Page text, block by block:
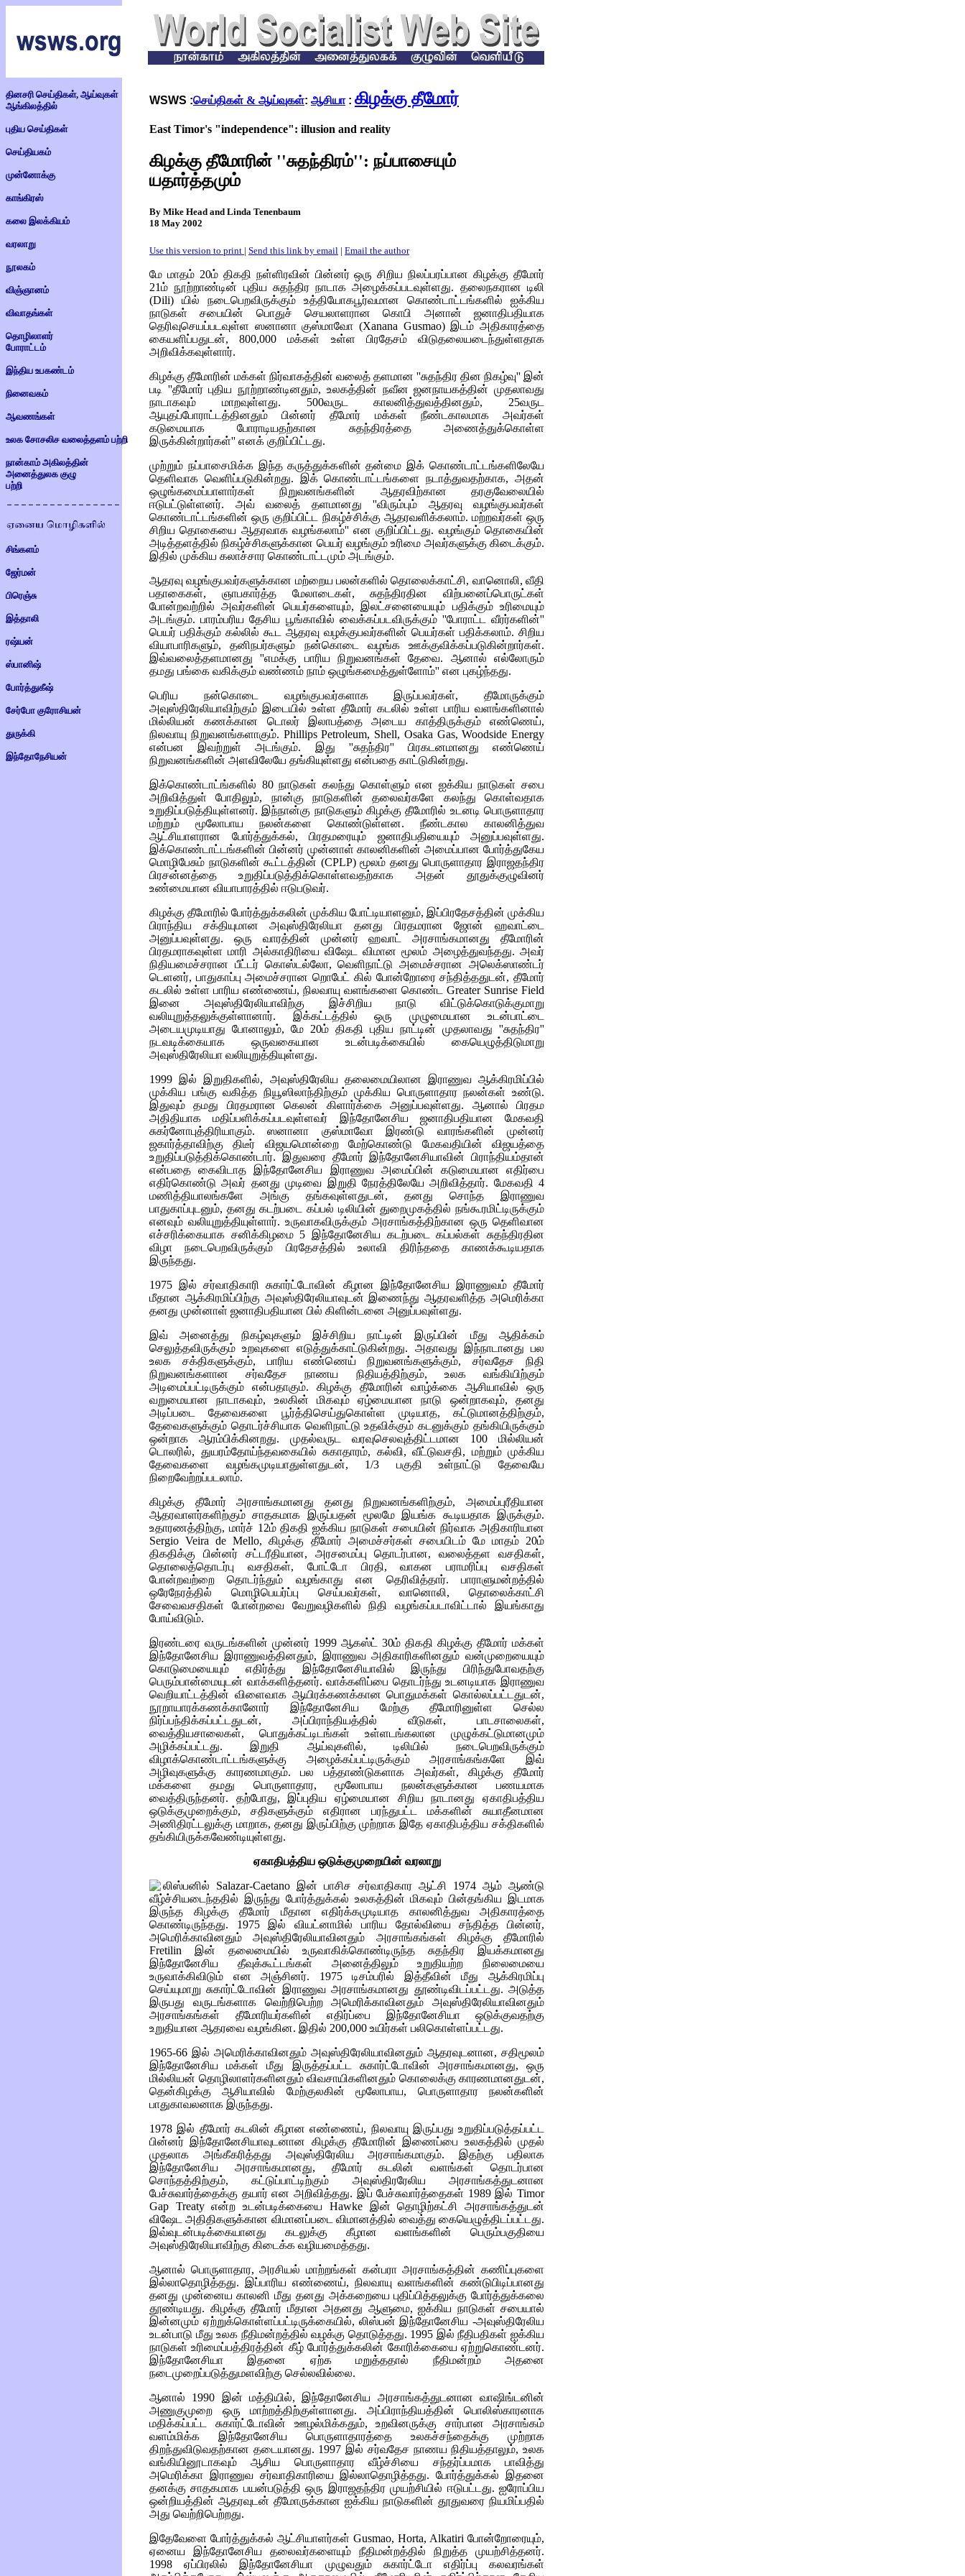
தினசரி செய்திகள், ஆய்வுகள்
ஆங்கிலத்தில்
புதிய செய்திகள்
செய்தியகம்
முன்னோக்கு
காங்கிரஸ்
கலை இலக்கியம்
வரலாறு
நூலகம்
விஞ்ஞானம்
விவாதங்கள்
தொழிலாளர்
போராட்டம்
இந்திய உபகண்டம்
நினைவகம்
ஆவணங்கள்
உலக சோசலிச வலைத்தளம் பற்றி
நான்காம் அகிலத்தின்
அனைத்துலக குழு
பற்றி
சிங்களம்
ஜேர்மன்
பிரெஞ்சு
இத்தாலி
ரஷ்யன்
ஸ்பானிஷ்
போர்த்துகீஷ்
சேர்போ குரோசியன்
துருக்கி
இந்தோநேசியன்
WSWS :செய்திகள் & ஆய்வுகள்: ஆசியா : கிழக்கு தீமோர்
East Timor's "independence": illusion and reality
கிழக்கு தீமோரின் ''சுதந்திரம்'': நப்பாசையும்
யதார்த்தமும்
By Mike Head and Linda Tenenbaum
18 May 2002
Use this version to print | Send this link by email | Email the author
மே மாதம் 20ம் திகதி நள்ளிரவின் பின்னர் ஒரு சிறிய நிலப்பரப்பான கிழக்கு தீமோர்
21ம் நூற்றாண்டின் புதிய சுதந்திர நாடாக அழைக்கப்படவுள்ளது. தலைநகரான டிலி
(Dili) யில் நடைபெறவிருக்கும் உத்தியோகபூர்வமான கொண்டாட்டங்களில் ஐக்கிய
நாடுகள் சபையின் பொதுச் செயலாளரான கொபி அனான் ஜனாதிபதியாக
தெரிவுசெயப்படவுள்ள ஸனானா குஸ்மாவோ (Xanana Gusmao)இடம் அதிகாரத்தை
கையளிப்பதுடன், 800,000 மக்கள் உள்ள பிரதேசம் விடுதலையடைந்துள்ளதாக
அறிவிக்கவுள்ளார்.
கிழக்கு தீமோரின் மக்கள் நிர்வாகத்தின் வலைத் தளமான ''சுதந்திர தின நிகழ்வு'' இன்
படி ''தீமோர் புதிய நூற்றாண்டினதும், உலகத்தின் நவீன ஜனநாயகத்தின் முதலாவது
நாடாகவும் மாறவுள்ளது. 500வருட காலனித்துவத்தினதும், 25வருட
ஆயுதப்போராட்டத்தினதும் பின்னர் தீமோர் மக்கள் நீண்டகாலமாக அவர்கள்
கடுமையாக போராடியதற்கான சுதந்திரத்தை அணைத்துக்கொள்ள
இருக்கின்றார்கள்'' எனக் குறிப்பிட்டது.
முற்றும் நப்பாசைமிக்க இந்த கருத்துக்களின் தன்மை இக் கொண்டாட்டங்களிலேயே
தெளிவாக வெளிப்படுகின்றது. இக் கொண்டாட்டங்களை நடாத்துவதற்காக, அதன்
ஒழுங்கமைப்பாளார்கள் நிறுவனங்களின் ஆதரவிற்கான தரகுவேலையில்
ஈடுபட்டுள்ளனர். அவ் வலைத் தளமானது ''விரும்பும் ஆதரவு வழங்குபவர்கள்
கொண்டாட்டங்களின் ஒரு குறிப்பிட்ட நிகழ்ச்சிக்கு ஆதரவளிக்கலாம். மற்றவர்கள் ஒரு
சிறிய தொகையை ஆதரவாக வழங்கலாம்'' என குறிப்பிட்டது. வழங்கும் தொகையின்
அடித்தளத்தில் நிகழ்ச்சிகளுக்கான பெயர் வழங்கும் உரிமை அவர்களுக்கு கிடைக்கும்.
இதில் முக்கிய கலாச்சார கொண்டாட்டமும் அடங்கும்.
ஆதரவு வழங்குபவர்களுக்கான மற்றைய பலன்களில் தொலைக்காட்சி, வானொலி, வீதி
பதாகைகள், ஞாபகார்த்த மேலாடைகள், சுதந்திரதின விற்பனைப்பொருட்கள்
போன்றவற்றில் அவர்களின் பெயர்களையும், இலட்சனையையும் பதிக்கும் உரிமையும்
அடங்கும். பாரம்பரிய தேசிய பூங்காவில் வைக்கப்படவிருக்கும் ''போராட்ட வீரர்களின்''
பெயர் பதிக்கும் கல்லில் கூட ஆதரவு வழக்குபவர்களின் பெயர்கள் பதிக்கலாம். சிறிய
வியாபாரிகளும், தனிநபர்களும் நன்கொடை வழங்க ஊக்குவிக்கப்படுகின்றார்கள்.
இவ்வலைத்தளமானது ''எமக்கு பாரிய நிறுவனங்கள் தேவை. ஆனால் எல்லோரும்
தமது பங்கை வகிக்கும் வண்ணம் நாம் ஒழுங்கமைத்துள்ளோம்'' என புகழ்ந்தது.
பெரிய நன்கொடை வழங்குபவர்களாக இருப்பவர்கள், தீமோருக்கும்
அவுஸ்திரேலியாவிற்கும் இடையில் உள்ள தீமோர் கடலில் உள்ள பாரிய வளங்களினால்
மில்லியன் கணக்கான டொலர் இலாபத்தை அடைய காத்திருக்கும் எண்ணெய்,
நிலவாயு நிறுவனங்களாகும். Phillips Petroleum, Shell, Osaka Gas, Woodside Energy
என்பன இவற்றுள் அடங்கும். இது ''சுதந்திர'' பிரகடனமானது எண்ணெய்
நிறுவனங்களின் அளவிலேயே தங்கியுள்ளது என்பதை காட்டுகின்றது.
இக்கொண்டாட்ங்களில் 80 நாடுகள் கலந்து கொள்ளும் என ஐக்கிய நாடுகள் சபை
அறிவித்துள் போதிலும், நான்கு நாடுகளின் தலைவர்களே கலந்து கொள்வதாக
உறுதிப்படுத்தியுள்ளனர். இந்நான்கு நாடுகளும் கிழக்கு தீமோரில் உடனடி பொருளாதார
மற்றும் மூலோபாய நலன்களை கொண்டுள்ளன. நீண்டகால காலனித்துவ
ஆட்சியாளரான போர்த்துக்கல், பிரதமரையும் ஜனாதிபதியையும் அனுப்பவுள்ளது.
இக்கொண்டாட்டங்களின் பின்னர் முன்னாள் காலனிகளின் அமைப்பான போர்த்துகேய
மொழிபேசும் நாடுகளின் கூட்டத்தின் (CPLP)மூலம் தனது பொருளாதார இராஜதந்திர
பிரசன்னத்தை உறுதிப்படுத்திக்கொள்ளவதற்காக அதன் தூதுக்குழுவினர்
உண்மையான வியாபாரத்தில் ஈடுபடுவர்.
கிழக்கு தீமோரில் போர்த்துக்கலின் முக்கிய போட்டியாளனும், இப்பிரதேசத்தின் முக்கிய
பிராந்திய சக்தியுமான அவுஸ்திரேலியா தனது பிரதமரான ஜோன் ஹவாட்டை
அனுப்பவுள்ளது. ஒரு வாரத்தின் முன்னர் ஹவாட் அரசாங்கமானது தீமோரின்
பிரதமராகவுள்ள மாரி அல்காதிரியை விஷேட விமான மூலம் அழைத்துவந்தது. அவர்
நிதியமைச்சரான பீட்டர் கொஸ்டல்லோ, வெளிநாட்டு அமைச்சரான அலெக்ஸாண்டர்
டெளனர், பாதுகாப்பு அமைச்சரான றொபேட் கில் போன்றோரை சந்தித்ததுடன், தீமோர்
கடலில் உள்ள பாரிய எண்ணைய், நிலவாயு வளங்களை கொண்ட Greater Sunrise Field
இனை அவுஸ்திரேலியாவிற்கு இச்சிறிய நாடு விட்டுக்கொடுக்குமாறு
வலியுறுத்தலுக்குள்ளானார். இக்கட்டத்தில் ஒரு முழுமையான உடன்பாட்டை
அடையமுடியாது போனாலும், மே 20ம் திகதி புதிய நாட்டின் முதலாவது ''சுதந்திர''
நடவடிக்கையாக ஒருவகையான உடன்படிக்கையில் கையெழுத்திடுமாறு
அவுஸ்திரேலியா வலியுறுத்தியுள்ளது.
1999 இல் இறுதிகளில், அவுஸ்திரேலிய தலைமையிலான இராணுவ ஆக்கிரமிப்பில்
முக்கிய பங்கு வகித்த நியூஸிலாந்திற்கும் முக்கிய பொருளாதார நலன்கள் உண்டு.
இதுவும் தமது பிரதமரான கெலன் கிளார்க்கை அனுப்பவுள்ளது. ஆனால் பிரதம
அதிதியாக மதிப்பளிக்கப்படவுள்ளவர் இந்தோனேசிய ஜனாதிபதியான மேகவதி
சுகர்னோபுத்திரியாகும். ஸனானா குஸ்மாவோ இரண்டு வாரங்களின் முன்னர்
ஜகார்த்தாவிற்கு திடீர் விஜயமொன்றை மேற்கொண்டு மேகவதியின் விஜயத்தை
உறுதிப்படுத்திக்கொண்டார். இதுவரை தீமோர் இந்தோனேசியாவின் பிராந்தியம்தான்
என்பதை கைவிடாத இந்தோனேசிய இராணுவ அமைப்பின் கடுமையான எதிர்பை
எதிர்கொண்டு அவர் தனது முடிவை இறுதி நேரத்திலேயே அறிவித்தார். மேகவதி 4
மணித்தியாலங்களே அங்கு தங்கவுள்ளதுடன், தனது சொந்த இராணுவ
பாதுகாப்புடனும், தனது கடற்படை கப்பல் டிலியின் துறைமுகத்தில் நங்கூரமிட்டிருக்கும்
எனவும் வலியுறுத்தியுள்ளார். உருவாகவிருக்கும் அரசாங்கத்திற்கான ஒரு தெளிவான
எச்சரிக்கையாக சனிக்கிழமை 5 இந்தோனேசிய கடற்படை கப்பல்கள் சுதந்திரதின
விழா நடைபெறவிருக்கும் பிரதேசத்தில் உலாவி திரிந்ததை காணக்கூடியதாக
இருந்தது.
1975 இல் சர்வாதிகாரி சுகார்ட்டோவின் கீழான இந்தோனேசிய இராணுவம் தீமோர்
மீதான ஆக்கிரமிப்பிற்கு அவுஸ்திரேலியாவுடன் இணைந்து ஆதரவளித்த அமெரிக்கா
தனது முன்னாள் ஜனாதிபதியான பில் கிளின்டனை அனுப்பவுள்ளது.
இவ் அனைத்து நிகழ்வுகளும் இச்சிறிய நாட்டின் இருப்பின் மீது ஆதிக்கம்
செலுத்தவிருக்கும் உறவுகளை எடுத்துக்காட்டுகின்றது. அதாவது இந்நாடானது பல
உலக சக்திகளுக்கும், பாரிய எண்ணெய் நிறுவனங்களுக்கும், சர்வதேச நிதி
நிறுவனங்களான சர்வதேச நாணய நிதியத்திற்கும், உலக வங்கியிற்கும்
அடிமைப்பட்டிருக்கும் என்பதாகும். கிழக்கு தீமோரின் வாழ்க்கை ஆசியாவில் ஒரு
வறுமையான நாடாகவும், உலகின் மிகவும் ஏழ்மையான நாடு ஒன்றாகவும், தனது
அடிப்படை தேவைகளை பூர்த்திசெய்துகொள்ள முடியாத, கட்டுமானத்திற்கும்,
தேவைகளுக்கும் தொடர்ச்சியாக வெளிநாட்டு உதவிக்கும் கடனுக்கும் தங்கியிருக்கும்
ஒன்றாக ஆரம்பிக்கினறது. முதல்வருட வரவுசெலவுத்திட்டமான 100 மில்லியன்
டொலரில், துயரம்தோய்ந்தவகையில் சுகாதாரம், கல்வி, வீட்டுவசதி, மற்றும் முக்கிய
தேவைகளை வழங்கமுடியாதுள்ளதுடன், 1/3 பகுதி உள்நாட்டு தேவையே
நிறைவேற்றப்படலாம்.
கிழக்கு தீமோர் அரசாங்கமானது தனது நிறுவனங்களிற்கும், அமைப்புரீதியான
ஆதரவாளர்களிற்கும் சாதகமாக இருப்பதன் மூலமே இயங்க கூடியதாக இருக்கும்.
உதாரணத்திற்கு, மார்ச் 12ம் திகதி ஐக்கிய நாடுகள் சபையின் நிர்வாக அதிகாரியான
Sergio Veira de Mello,கிழக்கு தீமோர் அமைச்சர்கள் சபையிடம் மே மாதம் 20ம்
திகதிக்கு பின்னர் சட்டரீதியான, அரசமைப்பு தொடர்பான, வலைத்தள வசதிகள்,
தொலைத்தொடர்பு வசதிகள், போட்டோ பிரதி, வாகன பராமரிப்பு வசதிகள்
போன்றவற்றை தொடர்ந்தும் வழங்காது என தெரிவித்தார். பாராளுமன்றத்தில்
ஒரேநேரத்தில் மொழிபெயர்ப்பு செய்பவர்கள், வானொலி, தொலைக்காட்சி
சேவைவசதிகள் போன்றவை வேறுவழிகளில் நிதி வழங்கப்படாவிட்டால் இயங்காது
போய்விடும்.
இரண்டரை வருடங்களின் முன்னர் 1999 ஆகஸ்ட் 30ம் திகதி கிழக்கு தீமோர் மக்கள்
இந்தோனேசிய இராணுவத்தினதும், இராணுவ அதிகாரிகளினதும் வன்முறையையும்
கொடுமையையும் எதிர்த்து இந்தோனேசியாவில் இருந்து பிரிந்துபோவதற்கு
பெரும்பான்மையுடன் வாக்களித்தனர். வாக்களிப்பை தொடர்ந்து உடனடியாக இராணுவ
வெறியாட்டத்தின் விளைவாக ஆயிரக்கணக்கான பொதுமக்கள் கொல்லப்பட்டதுடன்,
நூறாயாரக்கணக்கானோர் இந்தோனேசிய மேற்கு தீமோரினுள்ள செல்ல
நிர்ப்பந்திக்கப்பட்டதுடன், அப்பிராந்தியத்தில் வீடுகள், பாடசாலைகள்,
வைத்தியசாலைகள், பொதுக்கட்டிடங்கள் உள்ளடங்கலான முழுக்கட்டுமானமும்
அழிக்கப்பட்டது. இறுதி ஆய்வுகளில், டிலியில் நடைபெறவிருக்கும்
விழாக்கொண்டாட்டங்களுக்கு அழைக்கப்பட்டிருக்கும் அரசாங்கங்களே இவ்
அழிவுகளுக்கு காரணமாகும். பல பத்தாண்டுகளாக அவர்கள், கிழக்கு தீமோர்
மக்களை தமது பொருளாதார, மூலோபாய நலன்களுக்கான பணயமாக
வைத்திருந்தனர். தற்போது, இப்புதிய ஏழ்மையான சிறிய நாடானது ஏகாதிபத்திய
ஒடுக்குமுறைக்கும், சதிகளுக்கும் எதிரான பரந்துபட்ட மக்களின் சுயாதீனமான
அணிதிரட்டலுக்கு மாறாக, தனது இருப்பிற்கு முற்றாக இதே ஏகாதிபத்திய சக்திகளில்
தங்கியிருக்கவேண்டியுள்ளது.
ஏகாதிபத்திய ஒடுக்குமுறையின் வரலாறு
லிஸ்பனில்
Salazar-Caetanoஇன் பாசிச சர்வாதிகார ஆட்சி
1974 ஆம் ஆண்டு
வீழ்ச்சியடைந்ததில் இருந்து போர்த்துக்கல் உலகத்தின் மிகவும் பின்தங்கிய இடமாக
இருந்த கிழக்கு தீமோர் மீதான எதிர்க்கமுடியாத காலனித்துவ அதிகாரத்தை
கொண்டிருந்தது. 1975 இல் வியட்னாமில் பாரிய தோல்வியை சந்தித்த பின்னர்,
அமெரிக்காவினதும் அவுஸ்திரேலியாவினதும் அரசாங்கங்கள் கிழக்கு தீமோரில்
Fretilin இன் தலைமையில் உருவாகிக்கொண்டிருந்த சுதந்திர இயக்கமானது
இந்தோனேசிய தீவுக்கூட்டங்கள் அனைத்திலும் உறுதியற்ற நிலைமையை
உருவாக்கிவிடும் என அஞ்சினர். 1975 டிசம்பரில் இத்தீவின் மீது ஆக்கிரமிப்பு
செய்யுமாறு சுகார்ட்டோவின் இராணுவ அரசாங்கமானது தூண்டிவிடப்பட்டது. அடுத்த
இருபது வருடங்களாக வெற்றிபெற்ற அமெரிக்காவினதும் அவுஸ்திரேலியாவினதும்
அரசாங்கங்கள் தீமோரியர்களின் எதிர்ப்பை இந்தோனேசியா ஒடுக்குவதற்கு
உறுதியான ஆதரவை வழங்கின. இதில் 200,000 உயிர்கள் பலிகொள்ளப்பட்டது.
1965-66 இல் அமெரிக்காவினதும் அவுஸ்திரேலியாவினதும் ஆதரவுடனான, சதிமூலம்
இந்தோனேசிய மக்கள் மீது இருத்தப்பட்ட சுகார்ட்டோவின் அரசாங்கமானது, ஒரு
மில்லியன் தொழிலாளர்களினதும் விவசாயிகளினதும் கொலைக்கு காரணமானதுடன்,
தென்கிழக்கு ஆசியாவில் மேற்குலகின் மூலோபாய, பொருளாதார நலன்களின்
பாதுகாவலனாக இருந்தது.
1978 இல் தீமோர் கடலின் கீழான எண்ணைய், நிலவாயு இருப்பது உறுதிப்படுத்தப்பட்ட
பின்னர் இந்தோனேசியாவுடனான கிழக்கு தீமோரின் இணைப்பை உலகத்தில் முதல்
முதலாக அங்கீகரித்தது அவுஸ்திரேலிய அரசாங்கமாகும். இதற்கு பதிலாக
இந்தோனேசிய அரசாங்கமானது, தீமோர் கடலின் வளங்கள் தொடர்பான
சொந்தத்திற்கும், கட்டுப்பாட்டிற்கும் அவுஸ்திரரேலிய அரசாங்கத்துடனான
பேச்சுவார்த்தைக்கு தயார் என அறிவித்தது. இப் பேச்சுவார்த்தைகள் 1989 இல் Timor
Gap Treatyஎன்ற உடன்படிக்கையை Hawke இன் தொழிற்கட்சி அரசாங்கத்துடன்
விஷேட அதிதிகளுக்கான விமானப்படை விமானத்தில் வைத்து கையெழுத்திடப்பட்டது.
இவ்வுடன்படிக்கையானது கடலுக்கு கீழான வளங்களின் பெரும்பகுதியை
அவுஸ்திரேலியாவிற்கு கிடைக்க வழியமைத்தது.
ஆனால் பொருளாதார, அரசியல் மாற்றங்கள் கன்பரா அரசாங்கத்தின் கணிப்புகளை
இல்லாதொழித்தது. இப்பாரிய எண்ணைய், நிலவாயு வளங்களின் கண்டுபிடிப்பானது
தனது முன்னைய காலனி மீது தனது அக்கறையை புதிப்பித்தலுக்கு போர்த்துக்கலை
தூண்டியது. கிழக்கு தீமோர் மீதான அதனது ஆளுமை, ஐக்கிய நாடுகள் சபையால்
இன்னமும் ஏற்றுக்கொள்ளப்பட்டிருக்கையில், லிஸ்பன் இந்தோனேசிய -அவுஸ்திரேலிய
உடன்பாடு மீது உலக நீதிமன்றத்தில் வழக்கு தொடுத்தது. 1995 இல் நீதிபதிகள் ஐக்கிய
நாடுகள் உரிமைப்பத்திரத்தின் கீழ் போர்த்துக்கலின் கோரிக்கையை ஏற்றுகொண்டனர்.
இந்தோனேசியா இதனை ஏற்க மறுத்ததால் நீதிமன்றம் அதனை
நடைமுறைப்படுத்துமளவிற்கு செல்லவில்லை.
ஆனால் 1990 இன் மத்தியில், இந்தோனேசிய அரசாங்கத்துடனான வாஷிங்டனின்
அணுகுமுறை ஒரு மாற்றத்திற்குள்ளானது. அப்பிராந்தியத்தின் பொலிஸ்காரனாக
மதிக்கப்பட்ட சுகார்ட்டோவின் ஊழல்மிக்கதும், உறவினருக்கு சார்பான அரசாங்கம்
வளம்மிக்க இந்தோனேசிய பொருளாதாரத்தை உலகச்சந்தைக்கு முற்றாக
திறந்துவிடுவதற்கான தடையானது. 1997 இல் சர்வதேச நாணய நிதியத்தாலும், உலக
வங்கியினூடாகவும் ஆசிய பொருளாதார வீழ்ச்சியை சந்தர்ப்பமாக பாவித்து
அமெரிக்கா இராணுவ சர்வாதிகாரியை இல்லாதொழித்தது. போர்த்துக்கல் இதனை
தனக்கு சாதகமாக பயன்படுத்தி ஒரு இராஜதந்திர முயற்சியில் ஈடுபட்டது. ஐரோப்பிய
ஒன்றியத்தின் ஆதரவுடன் தீமோருக்கான ஐக்கிய நாடுகளின் தூதுவரை நியமிப்பதில்
அது வெற்றிபெற்றது.
இதேவேளை போர்த்துக்கல் ஆட்சியாளர்கள் Gusmao, Horta, Alkatiri போன்றோரையும்,
ஏனைய இந்தோனேசிய தலைவர்களையும் நீதிமன்றத்தில் நிறுத்த முயற்சித்தனர்.
1998 ஏப்பிரலில் இந்தோனேசியா முழுவதும் சுகார்ட்டோ எதிர்ப்பு கலவரங்கள்